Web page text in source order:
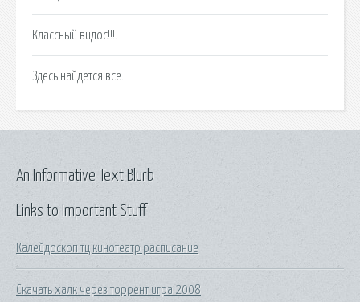
Классный видос!!!.
Здесь найдется все.
Links to Important Stuff
Калейдоскоп тц кинотеатр расписание
Скачать халк через торрент игра 2008
An Informative Text Blurb